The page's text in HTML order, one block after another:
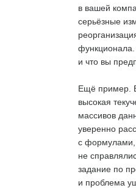
в вашей
серьёзные
функционала.
и что вы
Ещё пример.
высокая
массивов
уверенно
с формулами,
не
задание по
и проблема